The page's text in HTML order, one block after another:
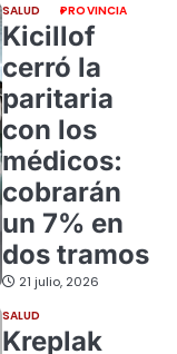
SALUD PROVINCIA
Kicillof
cerró la
paritaria
con los
médicos:
cobrarán
un 7% en
dos tramos
21 julio, 2026
SALUD
Kreplak